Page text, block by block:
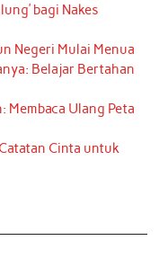
bagi Nakes
Negeri Mulai Menua
Belajar Bertahan
Membaca Ulang Peta
Cinta untuk